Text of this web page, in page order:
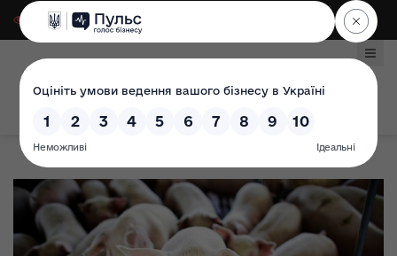
Для слабозорих|